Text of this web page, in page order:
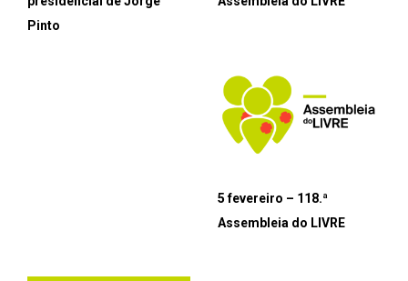
Pinto
5 fevereiro – 118.ª
Assembleia do LIVRE